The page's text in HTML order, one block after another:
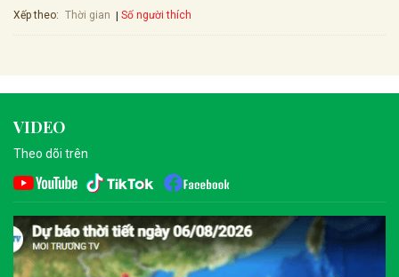
Xếp theo: Thời gian Số người thích
VIDEO
Theo dõi trên